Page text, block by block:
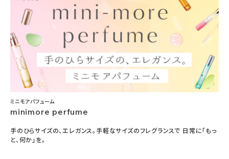
ミニモアパフューム
minimore perfume
手のひらサイズの、エレガンス。手軽なサイズのフレグランスで 日常に「もっ
と、何か」を。